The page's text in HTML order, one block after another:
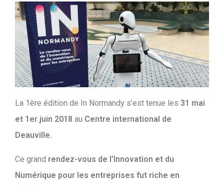
La 1ère édition de In Normandy s’est tenue les 31 mai
et 1er juin 2018 au Centre international de
Deauville.
Ce grand rendez-vous de l’Innovation et du
Numérique pour les entreprises fut riche en